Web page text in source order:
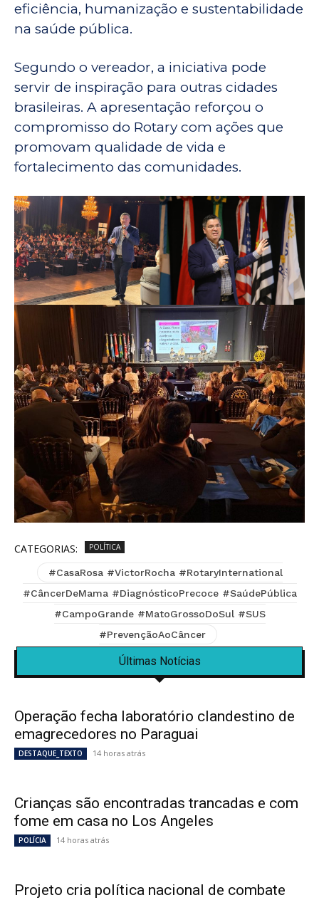
eficiência, humanização e sustentabilidade
na saúde pública.
Segundo o vereador, a iniciativa pode
servir de inspiração para outras cidades
brasileiras. A apresentação reforçou o
compromisso do Rotary com ações que
promovam qualidade de vida e
fortalecimento das comunidades.
CATEGORIAS: POLÍTICA
#CasaRosa #VictorRocha #RotaryInternational
#CâncerDeMama #DiagnósticoPrecoce #SaúdePública
#CampoGrande #MatoGrossoDoSul #SUS
#PrevençãoAoCâncer
Últimas Notícias
Operação fecha laboratório clandestino de
emagrecedores no Paraguai
DESTAQUE_TEXTO 14 horas atrás
Crianças são encontradas trancadas e com
fome em casa no Los Angeles
POLÍCIA 14 horas atrás
Projeto cria política nacional de combate